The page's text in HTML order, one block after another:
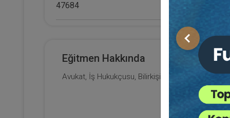
Önceki
47684
Makale Sayısı
Eğitmen Hakkında
Avukat, İş Hukukçusu, Bilirkişi